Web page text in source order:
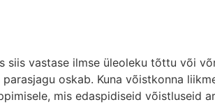
siis vastase ilmse üleoleku tõttu või
oskab. Kuna võistkonna
mis edaspidiseid võistluseid